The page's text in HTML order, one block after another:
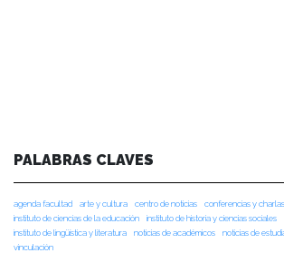
PALABRAS CLAVES
agenda facultad arte y cultura centro de noticias conferencias y charlas
instituto de ciencias de la educación
instituto de historia y ciencias sociales
instituto de lingüística y literatura
noticias de académicos noticias de
vinculación